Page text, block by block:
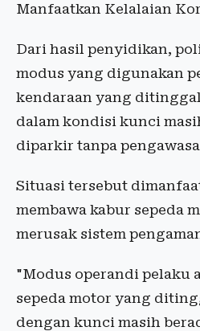
Manfaatkan Kelalaian
Dari hasil penyidikan,
modus yang digunakan
kendaraan yang
dalam kondisi kunci
diparkir tanpa
Situasi tersebut
membawa kabur sepeda
merusak sistem
"Modus operandi pelaku
sepeda motor yang
dengan kunci masih